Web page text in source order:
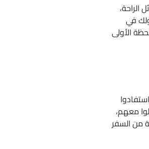
في
الأولى
معهم،
من السفر